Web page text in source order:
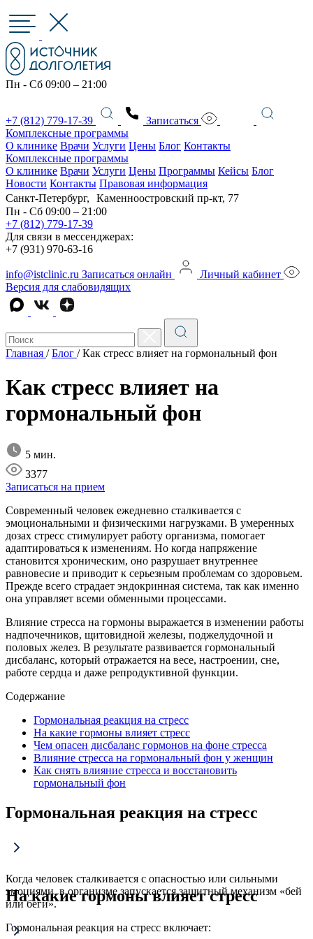
Пн - Сб 09:00 – 21:00
+7 (812) 779-17-39
Записаться
Комплексные программы
О клинике Врачи Услуги Цены Блог Контакты
Комплексные программы
О клинике Врачи Услуги Цены Программы Кейсы Блог
Новости Контакты Правовая информация
Санкт-Петербург, Каменноостровский пр-кт, 77
Пн - Сб 09:00 – 21:00
+7 (812) 779-17-39
Для связи в мессенджерах:
+7 (931) 970-63-16
info@istclinic.ru Записаться онлайн
Личный кабинет
Версия для слабовидящих
Главная / Блог / Как стресс влияет на гормональный фон
Как стресс влияет на
гормональный фон
5 мин.
3377
Записаться на прием
Современный человек ежедневно сталкивается с
эмоциональными и физическими нагрузками. В умеренных
дозах стресс стимулирует работу организма, помогает
адаптироваться к изменениям. Но когда напряжение
становится хроническим, оно разрушает внутреннее
равновесие и приводит к серьезным проблемам со здоровьем.
Прежде всего страдает эндокринная система, так как именно
она управляет всеми обменными процессами.
Влияние стресса на гормоны выражается в изменении работы
надпочечников, щитовидной железы, поджелудочной и
половых желез. В результате развивается гормональный
дисбаланс, который отражается на весе, настроении, сне,
работе сердца и даже репродуктивной функции.
Содержание
Гормональная реакция на стресс
На какие гормоны влияет стресс
Чем опасен дисбаланс гормонов на фоне стресса
Влияние стресса на гормональный фон у женщин
Как снять влияние стресса и восстановить
гормональный фон
Гормональная реакция на стресс
Когда человек сталкивается с опасностью или сильными
эмоциями, в организме запускается защитный механизм «бей
или беги».
Гормональная реакция на стресс включает:
На какие гормоны влияет стресс